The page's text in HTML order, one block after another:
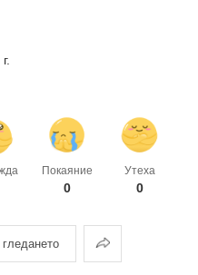
Покаяние
0
Утеха
0
Споделяне